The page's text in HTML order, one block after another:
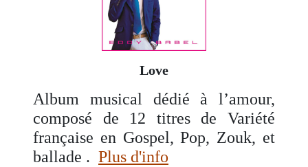
Love
Album musical dédié à l’amour,
composé de 12 titres de Variété
française en Gospel, Pop, Zouk, et
ballade . Plus d'info